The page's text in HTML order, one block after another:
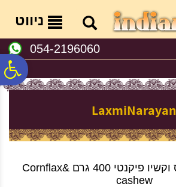
נגישות
אתר
המרכזי
ניווט
054-2196060
LaxmiNarayan
חטיף קורנפלקס וקשיו פיקנטי 400 גרם Cornflax&
cashew